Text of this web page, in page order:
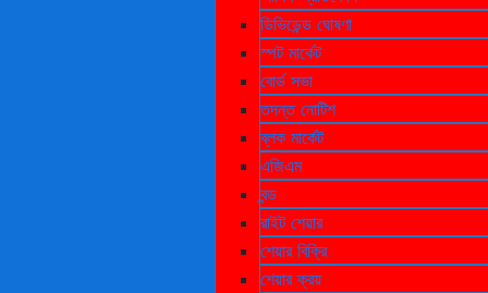
প্রধান সংবাদ
বাজার পর্যালোচনা
কোম্পানি সংবাদ
আইপিও/কিউআইও
আর্থিক প্রতিবেদন
ডিভিডেন্ড ঘোষণা
স্পট মার্কেট
বোর্ড সভা
তদন্ত নোটিশ
ব্লক মার্কেট
ডিভিডেন্ড ঘোষণা
স্পট মার্কেট
বোর্ড সভা
তদন্ত নোটিশ
ব্লক মার্কেট
এজিএম
বন্ড
রাইট শেয়ার
শেয়ার বিক্রি
শেয়ার ক্রয়